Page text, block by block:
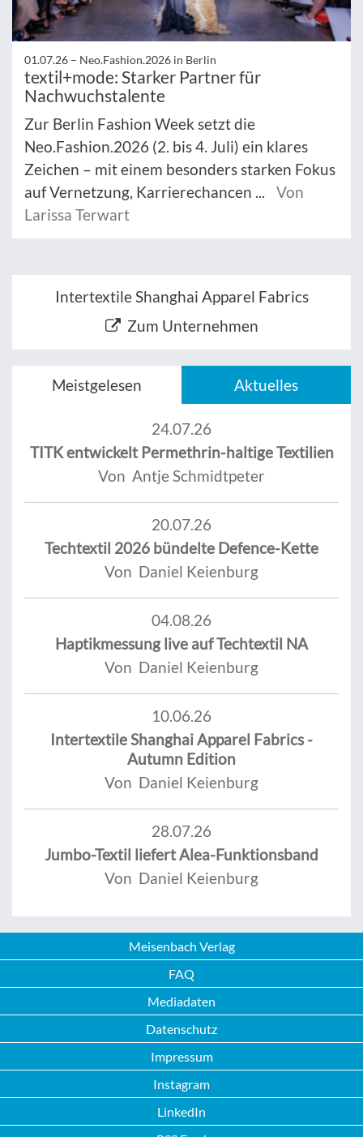
01.07.26 – Neo.Fashion.2026 in Berlin
textil+mode: Starker Partner für
Nachwuchstalente
Zur Berlin Fashion Week setzt die
Neo.Fashion.2026 (2. bis 4. Juli) ein klares
Zeichen – mit einem besonders starken Fokus
auf Vernetzung, Karrierechancen ...
Von
Larissa Terwart
Intertextile Shanghai Apparel Fabrics
Zum Unternehmen
Meistgelesen Aktuelles
24.07.26
TITK entwickelt Permethrin-haltige Textilien
Von Antje Schmidtpeter
20.07.26
Techtextil 2026 bündelte Defence-Kette
Von Daniel Keienburg
04.08.26
Haptikmessung live auf Techtextil NA
Von Daniel Keienburg
10.06.26
Intertextile Shanghai Apparel Fabrics -
Autumn Edition
Von Daniel Keienburg
28.07.26
Jumbo-Textil liefert Alea-Funktionsband
Von Daniel Keienburg
Meisenbach Verlag
FAQ
Mediadaten
Datenschutz
Impressum
Instagram
LinkedIn